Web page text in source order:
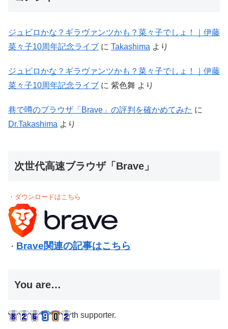
ジュビロかな？ギラヴァンツかも？菜々子でしょ！｜伊藤
菜々子10周年記念ライブ に Takashima より
ジュビロかな？ギラヴァンツかも？菜々子でしょ！｜伊藤
菜々子10周年記念ライブ に 紫色舞 より
巷で噂のブラウザ「Brave」の評判を確かめてみた に
Dr.Takashima より
次世代高速ブラウザ「Brave」
・ダウンロードはこちら
・ Brave関連の記事はこちら
You are…
th supporter.